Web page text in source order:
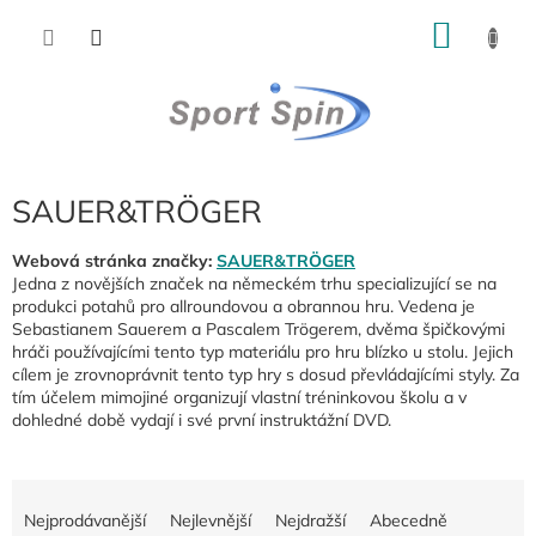
SAUER&TRÖGER
Webová stránka značky: SAUER&TRÖGER
Jedna z novějších značek na německém trhu specializující se na
produkci potahů pro allroundovou a obrannou hru. Vedena je
Sebastianem Sauerem a Pascalem Trögerem, dvěma špičkovými
hráči používajícími tento typ materiálu pro hru blízko u stolu. Jejich
cílem je zrovnoprávnit tento typ hry s dosud převládajícími styly. Za
tím účelem mimojiné organizují vlastní tréninkovou školu a v
dohledné době vydají i své první instruktážní DVD.
Nejprodávanější Nejlevnější Nejdražší Abecedně